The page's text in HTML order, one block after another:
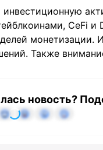
CeFi и
монетизации.
Также
новость?